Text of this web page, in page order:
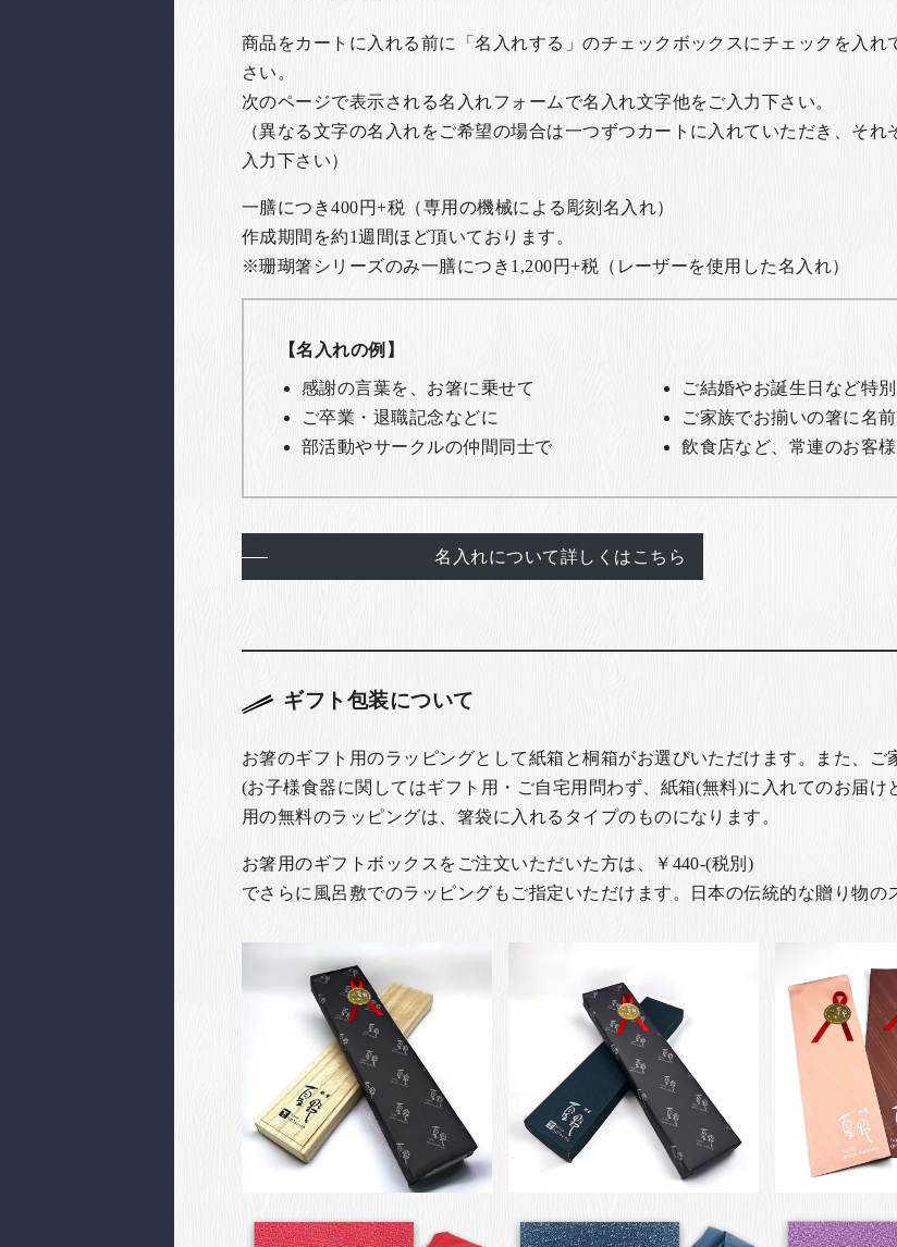
商品をカートに入れる前に「名入れする」のチェックボックスにチェックを入れ
さい。
次のページで表示される名入れフォームで名入れ文字他をご入力下さい。
（異なる文字の名入れをご希望の場合は一つずつカートに入れていただき、それ
入力下さい）
一膳につき400円+税（専用の機械による彫刻名入れ）
作成期間を約1週間ほど頂いております。
※珊瑚箸シリーズのみ一膳につき1,200円+税 （レーザーを使用した名入れ）
【名入れの例】
感謝の言葉を、お箸に乗せて
ご結婚やお誕生日など特
ご卒業・退職記念などに
ご家族でお揃いの箸に名
部活動やサークルの仲間同士で
飲食店など、常連のお客
名入れについて詳しくはこちら
ギフト包装について
お箸のギフト用のラッピングとして紙箱と桐箱がお選びいただけます。また、ご
(お子様食器に関してはギフト用・ご自宅用問わず、紙箱(無料)に入れてのお届
用の無料のラッピングは、箸袋に入れるタイプのものになります。
お箸用のギフトボックスをご注文いただいた方は、￥440-(税別)
でさらに風呂敷でのラッピングもご指定いただけます。日本の伝統的な贈り物の